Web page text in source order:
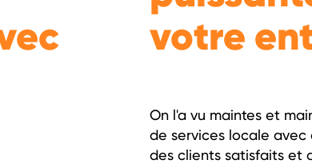
votre
On l'a vu maintes et
de services locale avec
des clients satisfaits et